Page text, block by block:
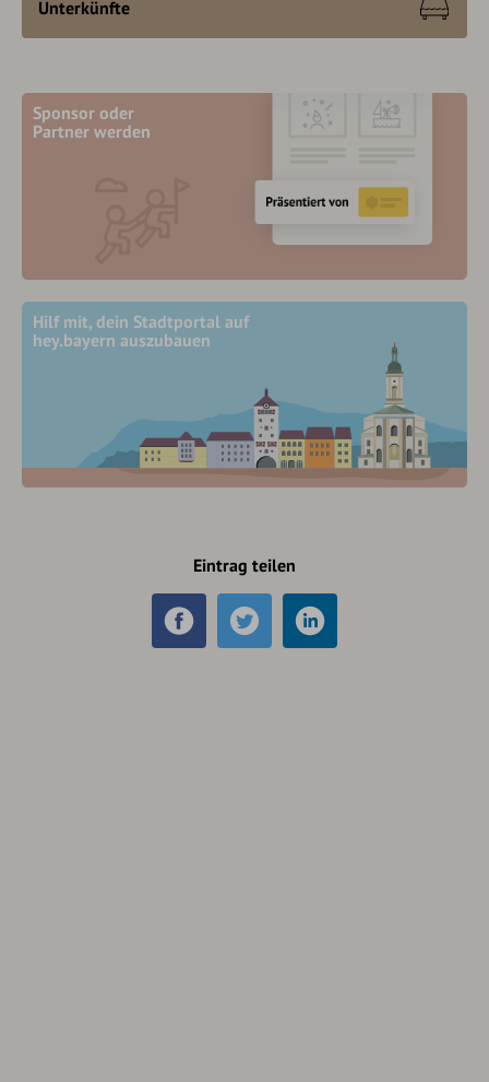
Unterkünfte
Sponsor oder
Partner werden
Hilf mit, dein Stadtportal auf
hey.bayern auszubauen
Eintrag teilen